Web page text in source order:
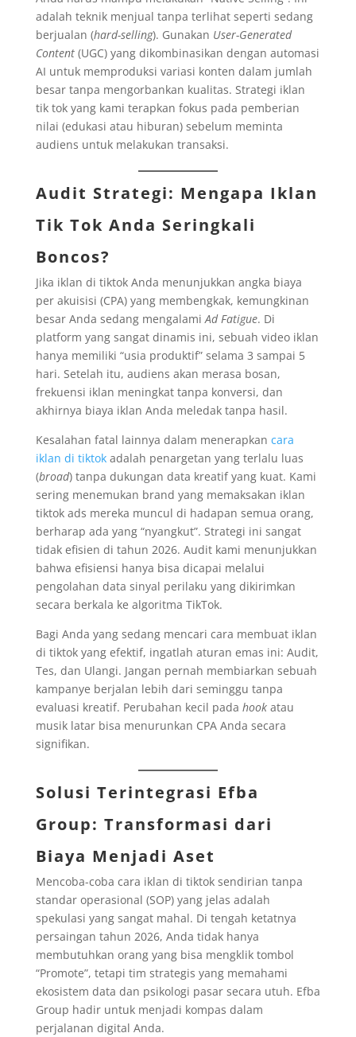
adalah teknik menjual tanpa terlihat seperti sedang
berjualan (hard-selling). Gunakan User-Generated
Content(UGC) yang dikombinasikan dengan automasi
AI untuk memproduksi variasi konten dalam jumlah
besar tanpa mengorbankan kualitas. Strategi iklan
tik tok yang kami terapkan fokus pada pemberian
nilai (edukasi atau hiburan) sebelum meminta
audiens untuk melakukan transaksi.
Audit Strategi: Mengapa Iklan
Tik Tok Anda Seringkali
Boncos?
Jika iklan di tiktok Anda menunjukkan angka biaya
per akuisisi (CPA) yang membengkak, kemungkinan
besar Anda sedang mengalamiAd Fatigue. Di
platform yang sangat dinamis ini, sebuah video iklan
hanya memiliki “usia produktif” selama 3 sampai 5
hari. Setelah itu, audiens akan merasa bosan,
frekuensi iklan meningkat tanpa konversi, dan
akhirnya biaya iklan Anda meledak tanpa hasil.
Kesalahan fatal lainnya dalam menerapkan cara
iklan di tiktokadalah penargetan yang terlalu luas
(broad) tanpa dukungan data kreatif yang kuat. Kami
sering menemukan brand yang memaksakan iklan
tiktok ads mereka muncul di hadapan semua orang,
berharap ada yang “nyangkut”. Strategi ini sangat
tidak efisien di tahun 2026. Audit kami menunjukkan
bahwa efisiensi hanya bisa dicapai melalui
pengolahan data sinyal perilaku yang dikirimkan
secara berkala ke algoritma TikTok.
Bagi Anda yang sedang mencari cara membuat iklan
di tiktok yang efektif, ingatlah aturan emas ini: Audit,
Tes, dan Ulangi. Jangan pernah membiarkan sebuah
kampanye berjalan lebih dari seminggu tanpa
evaluasi kreatif. Perubahan kecil pada hookatau
musik latar bisa menurunkan CPA Anda secara
signifikan.
Solusi Terintegrasi Efba
Group: Transformasi dari
Biaya Menjadi Aset
Mencoba-coba cara iklan di tiktok sendirian tanpa
standar operasional (SOP) yang jelas adalah
spekulasi yang sangat mahal. Di tengah ketatnya
persaingan tahun 2026, Anda tidak hanya
membutuhkan orang yang bisa mengklik tombol
“Promote”, tetapi tim strategis yang memahami
ekosistem data dan psikologi pasar secara utuh. Efba
Group hadir untuk menjadi kompas dalam
perjalanan digital Anda.